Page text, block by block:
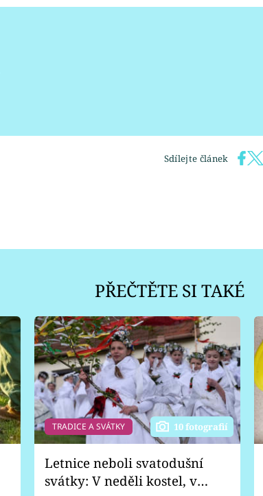
Sdílejte článek
PŘEČTĚTE SI TAKÉ
TRADICE A SVÁTKY 10 fotografií
Letnice neboli svatodušní
svátky: V neděli kostel, v